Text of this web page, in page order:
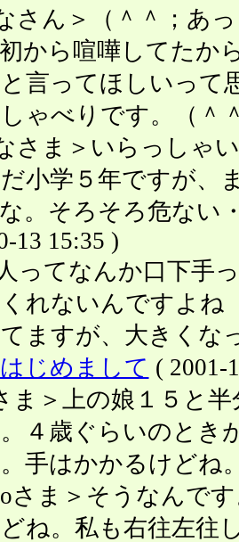
さん＞（＾＾；あ
から喧嘩してたか
言ってほしいって
ゃべりです。（＾
さま＞いらっしゃ
小学５年ですが、
。そろそろ危ない
13 15:35 )
ってなんか口下手
れないんですよ
てますが、大きく
じめまして ( 2001-
ま＞上の娘１５と
４歳ぐらいのとき
手はかかるけどね
さま＞そうなんで
ね。私も右往左往